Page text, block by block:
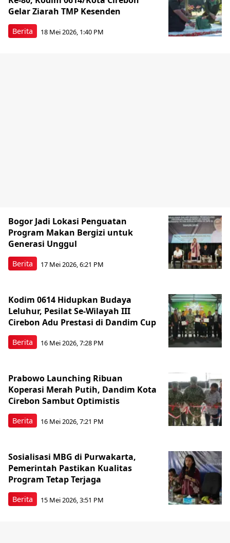
Berita
Gelar Ziarah TMP Kesenden
18 Mei 2026, 1:40 PM
Berita
Bogor Jadi Lokasi Penguatan
Program Makan Bergizi untuk
Generasi Unggul
17 Mei 2026, 6:21 PM
Berita
Kodim 0614 Hidupkan Budaya
Leluhur, Pesilat Se-Wilayah III
Cirebon Adu Prestasi di Dandim Cup
16 Mei 2026, 7:28 PM
Berita
Prabowo Launching Ribuan
Koperasi Merah Putih, Dandim Kota
Cirebon Sambut Optimistis
16 Mei 2026, 7:21 PM
Berita
Sosialisasi MBG di Purwakarta,
Pemerintah Pastikan Kualitas
Program Tetap Terjaga
15 Mei 2026, 3:51 PM